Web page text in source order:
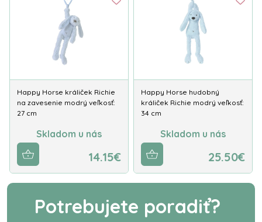
Happy Horse králiček Richie
na zavesenie modrý veľkosť:
27 cm
Skladom u nás
14.15€
Happy Horse hudobný
králiček Richie modrý veľkosť:
34 cm
Skladom u nás
25.50€
Potrebujete poradiť?